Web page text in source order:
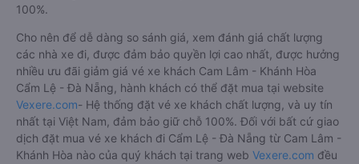
100%.
Cho nên để dễ dàng so sánh giá, xem đánh giá chất lượng
các nhà xe đi, được đảm bảo quyền lợi cao nhất, được hưởng
nhiều ưu đãi giảm giá vé xe khách Cam Lâm - Khánh Hòa
Cẩm Lệ - Đà Nẵng, hành khách có thể đặt mua tại website
Vexere.com- Hệ thống đặt vé xe khách chất lượng, và uy tín
nhất tại Việt Nam, đảm bảo giữ chỗ 100%. Đối với bất cứ giao
dịch đặt mua vé xe khách đi Cẩm Lệ - Đà Nẵng từ Cam Lâm -
Khánh Hòa nào của quý khách tại trang web Vexere.com đều